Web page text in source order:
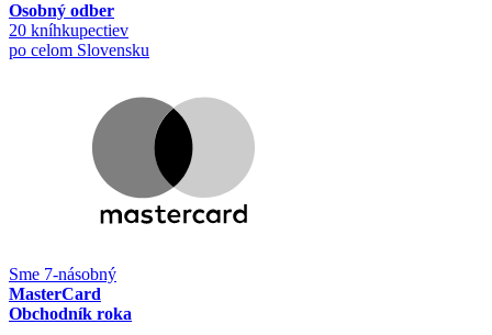
Osobný odber
20 kníhkupectiev
po celom Slovensku
Sme 7-násobný
MasterCard
Obchodník roka